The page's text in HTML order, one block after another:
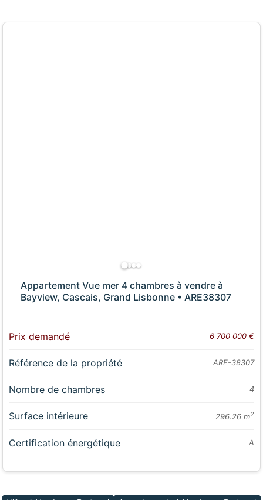
Appartement Vue mer 4 chambres à vendre à
Bayview, Cascais, Grand Lisbonne • ARE38307
Prix demandé 6 700 000 €
Référence de la propriété ARE-38307
Nombre de chambres 4
Surface intérieure 296.26 m2
Certification énergétique A